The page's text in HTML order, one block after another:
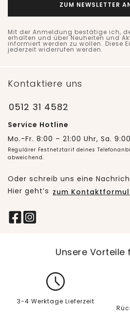
ZUM NEWSLETTER
Mit der Anmeldung bestätige ich,
erhalten und über Neuheiten und
informiert werden zu wollen. Diese
jederzeit widerrufen werden.
Kontaktiere uns
0512 31 4582
Service Hotline
Mo.-Fr. 8:00 – 21:00 Uhr, Sa.
Regulärer Festnetztarif deines
abweichend.
Oder schreib uns eine
Hier geht’s zum
Unsere Vorteile
3-4 Werktage Lieferzeit